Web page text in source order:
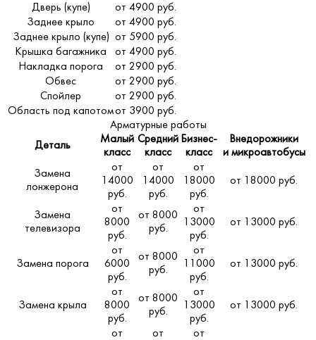
Дверь (купе)
от 4900 руб.
Заднее крыло
от 4900 руб.
Заднее крыло (купе) от 5900 руб.
Крышка багажника
от 4900 руб.
Накладка порога
от 2900 руб.
Обвес
от 2900 руб.
Спойлер
от 2900 руб.
Область под капотомот 3900 руб.
Арматурные работы
Деталь
Малый
класс
Средний
класс
Бизнес-
класс
Внедорожники
и микроавтобусы
Замена
лонжерона
от
14000
руб.
от
14000
руб.
от
18000
руб.
от 18000 руб.
Замена
телевизора
от
8000
руб.
от 8000
руб.
от
13000
руб.
от 13000 руб.
Замена порога
от
6000
руб.
от 8000
руб.
от
11000
руб.
от 13000 руб.
Замена крыла
от
8000
руб.
от 8000
руб.
от
13000
руб.
от 13000 руб.
от
от
от